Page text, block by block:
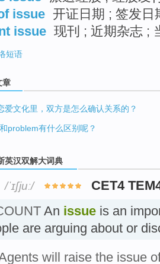
issue 开证日期 ; 签发日
issue 现刊 ; 近期杂志 ;
短语
章
爱文化里，双方是怎么确认关系的？
problem有什么区别呢？
英汉双解大词典
/ˈɪʃjuː/ CET4
An issue is an
are arguing about or
will raise the issue